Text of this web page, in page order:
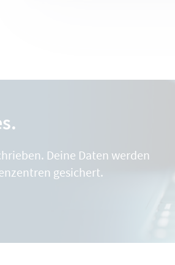
Deine Daten werden
gesichert.